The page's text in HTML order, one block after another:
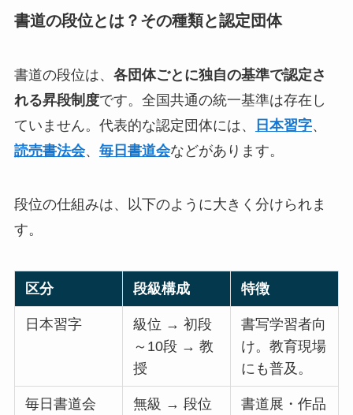
書道の段位とは？その種類と認定団体
書道の段位は、 各団体ごとに独自の基準で認定さ
れる昇段制度です。全国共通の統一基準は存在し
ていません。代表的な認定団体には、
日本習字、
読売書法会、 毎日書道会などがあります。
段位の仕組みは、以下のように大きく分けられま
す。
区分 段級構成 特徴
日本習字
級位 → 初段
～10段 → 教
授
書写学習者向
け。教育現場
にも普及。
毎日書道会
無級 → 段位
書道展・作品